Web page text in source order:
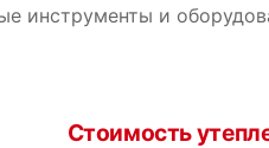
инструменты и
Стоимость